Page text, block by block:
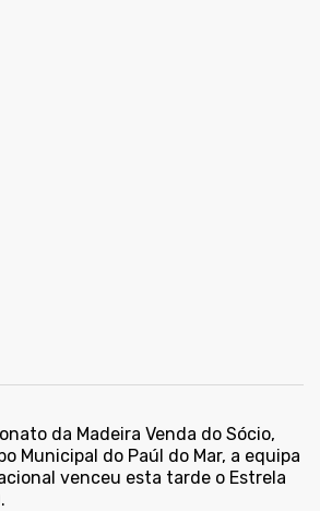
da Madeira Venda do Sócio,
Municipal do Paúl do Mar, a equipa
venceu esta tarde o Estrela